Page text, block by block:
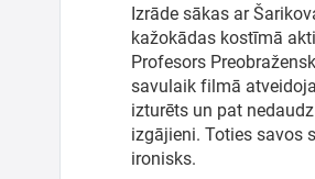
Izrāde sākas ar
kažokādas kostīmā
Profesors
savulaik filmā
izturēts un pat
izgājieni. Toties savos
ironisks.